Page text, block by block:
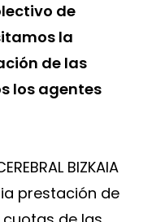
de
la
de las
los agentes
BIZKAIA
prestación de